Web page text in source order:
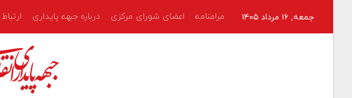
جمعه, ۱۶ مرداد ۱۴۰۵ مرامنامه اعضای شورای مرکزی درباره جبهه پایداری